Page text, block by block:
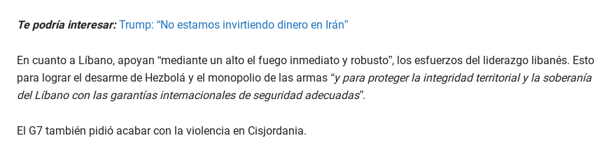
Te podría interesar: Trump: “No estamos invirtiendo dinero en Irán”
En cuanto a Líbano, apoyan “mediante un alto el fuego inmediato y robusto”, los esfuerzos del liderazgo libanés. Esto
para lograr el desarme de Hezbolá y el monopolio de las armas “y para proteger la integridad territorial y la soberanía
del Líbano con las garantías internacionales de seguridad adecuadas”.
El G7 también pidió acabar con la violencia en Cisjordania.